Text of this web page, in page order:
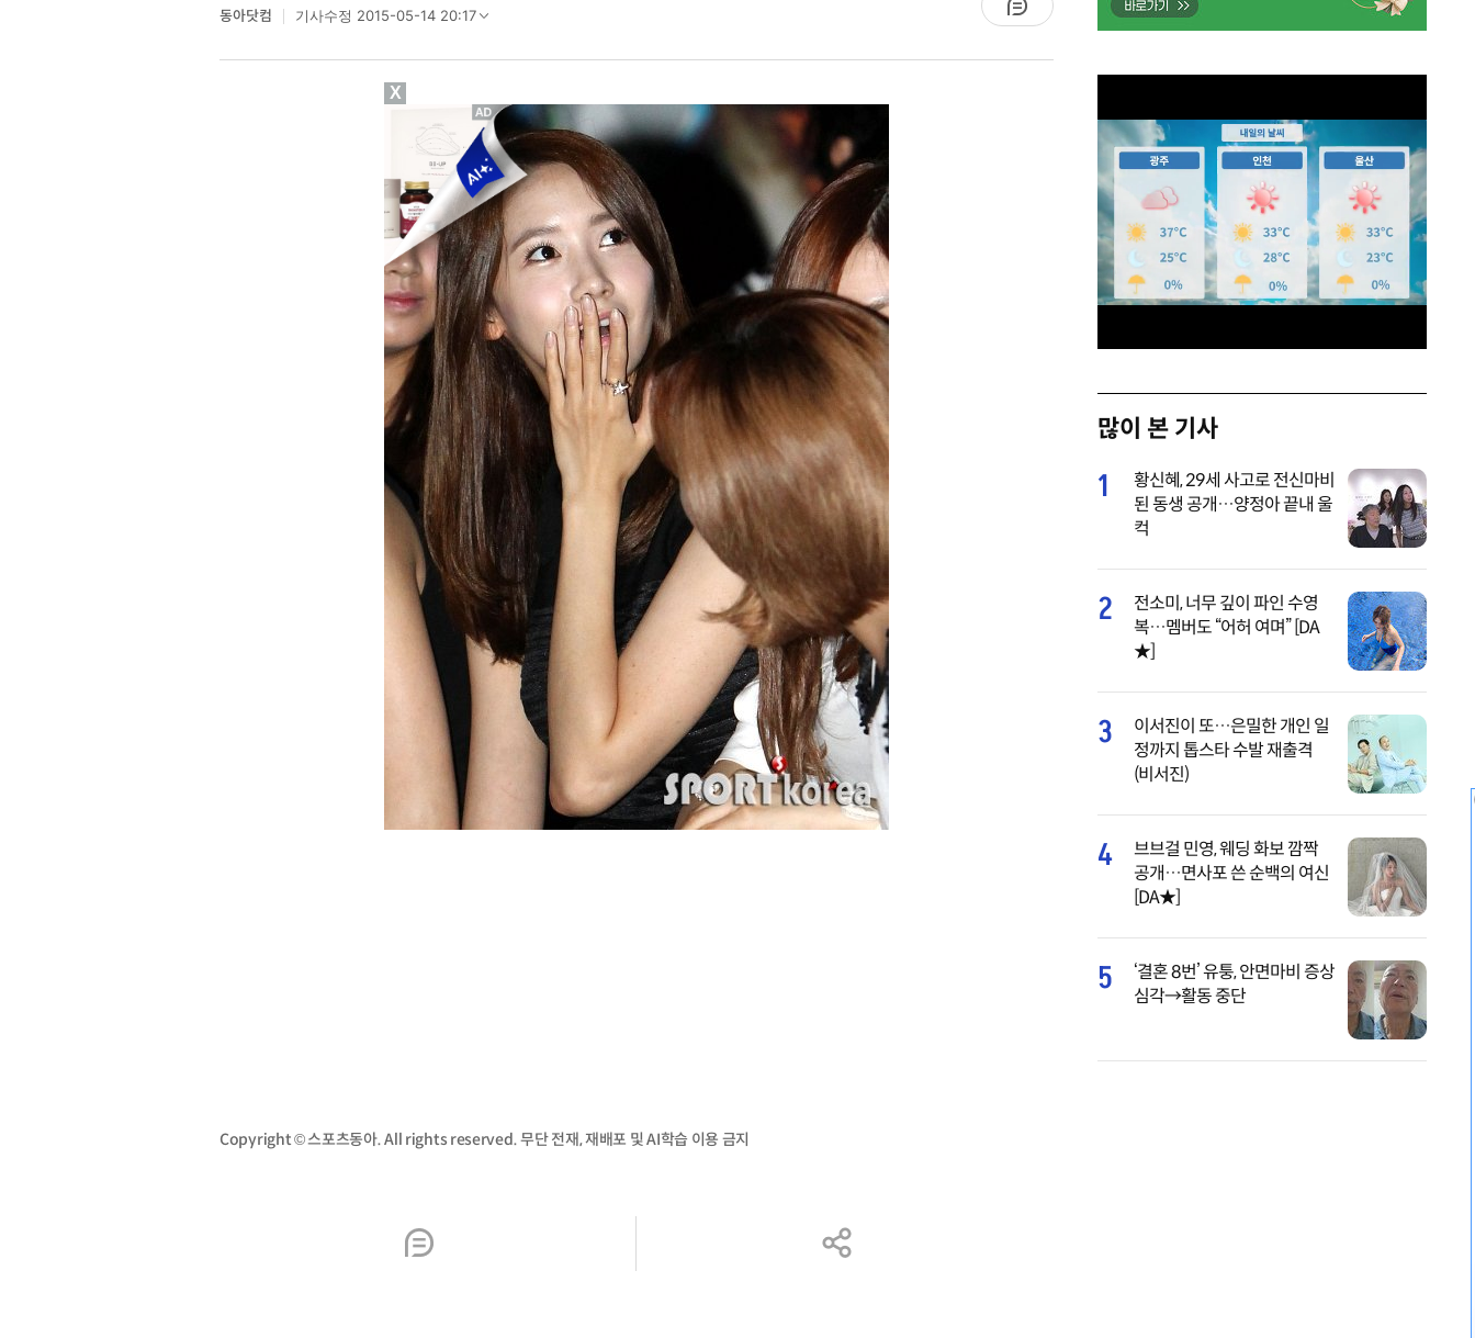
동아닷컴 기사수정 2015-05-14 20:17
Copyright © 스포츠동아. All rights reserved. 무단 전재, 재배포 및 AI학습 이용 금지
t
e
많이 본 기사
1
황신혜, 29세 사고로 전신마비
된 동생 공개…양정아 끝내 울
컥
2
전소미, 너무 깊이 파인 수영
복…멤버도 “어허 여며” [DA
★]
3
이서진이 또…은밀한 개인 일
정까지 톱스타 수발 재출격
(비서진)
4
브브걸 민영, 웨딩 화보 깜짝
공개…면사포 쓴 순백의 여신
[DA★]
5
‘결혼 8번’ 유퉁, 안면마비 증상
심각→활동 중단
X